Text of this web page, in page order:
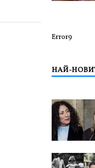
Error9
НАЙ-